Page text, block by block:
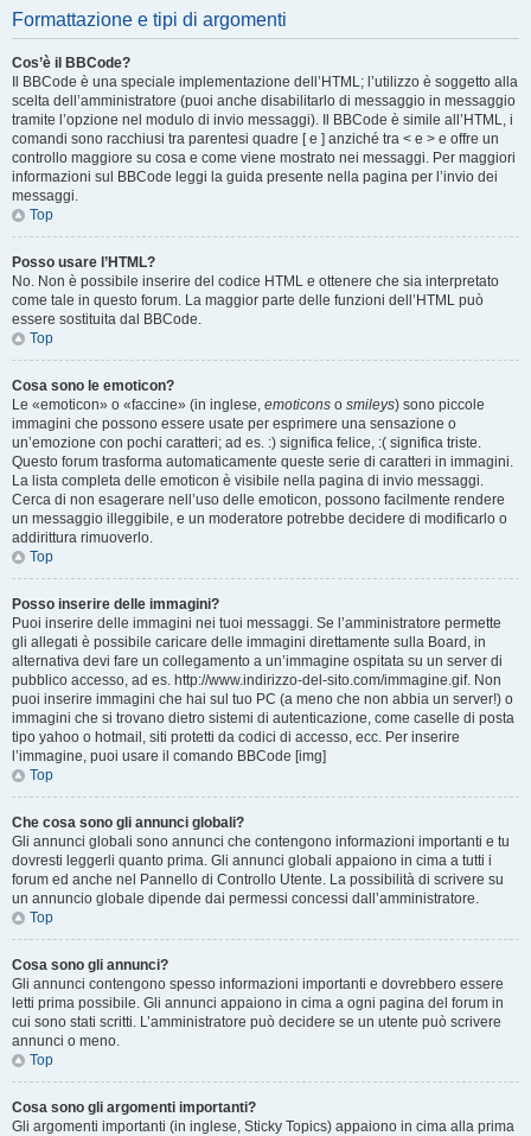
Formattazione e tipi di argomenti
Cos’è il BBCode?
Il BBCode è una speciale implementazione dell’HTML; l’utilizzo è soggetto alla
scelta dell’amministratore (puoi anche disabilitarlo di messaggio in messaggio
tramite l’opzione nel modulo di invio messaggi). Il BBCode è simile all’HTML, i
comandi sono racchiusi tra parentesi quadre [ e ] anziché tra < e > e offre un
controllo maggiore su cosa e come viene mostrato nei messaggi. Per maggiori
informazioni sul BBCode leggi la guida presente nella pagina per l’invio dei
messaggi.
Top
Posso usare l’HTML?
No. Non è possibile inserire del codice HTML e ottenere che sia interpretato
come tale in questo forum. La maggior parte delle funzioni dell’HTML può
essere sostituita dal BBCode.
Top
Cosa sono le emoticon?
Le «emoticon» o «faccine» (in inglese, emoticons o smileys) sono piccole
immagini che possono essere usate per esprimere una sensazione o
un’emozione con pochi caratteri; ad es. :) significa felice, :( significa triste.
Questo forum trasforma automaticamente queste serie di caratteri in immagini.
La lista completa delle emoticon è visibile nella pagina di invio messaggi.
Cerca di non esagerare nell’uso delle emoticon, possono facilmente rendere
un messaggio illeggibile, e un moderatore potrebbe decidere di modificarlo o
addirittura rimuoverlo.
Top
Posso inserire delle immagini?
Puoi inserire delle immagini nei tuoi messaggi. Se l’amministratore permette
gli allegati è possibile caricare delle immagini direttamente sulla Board, in
alternativa devi fare un collegamento a un’immagine ospitata su un server di
pubblico accesso, ad es. http://www.indirizzo-del-sito.com/immagine.gif. Non
puoi inserire immagini che hai sul tuo PC (a meno che non abbia un server!) o
immagini che si trovano dietro sistemi di autenticazione, come caselle di posta
tipo yahoo o hotmail, siti protetti da codici di accesso, ecc. Per inserire
l’immagine, puoi usare il comando BBCode [img]
Top
Che cosa sono gli annunci globali?
Gli annunci globali sono annunci che contengono informazioni importanti e tu
dovresti leggerli quanto prima. Gli annunci globali appaiono in cima a tutti i
forum ed anche nel Pannello di Controllo Utente. La possibilità di scrivere su
un annuncio globale dipende dai permessi concessi dall’amministratore.
Top
Cosa sono gli annunci?
Gli annunci contengono spesso informazioni importanti e dovrebbero essere
letti prima possibile. Gli annunci appaiono in cima a ogni pagina del forum in
cui sono stati scritti. L’amministratore può decidere se un utente può scrivere
annunci o meno.
Top
Cosa sono gli argomenti importanti?
Gli argomenti importanti (in inglese, Sticky Topics) appaiono in cima alla prima